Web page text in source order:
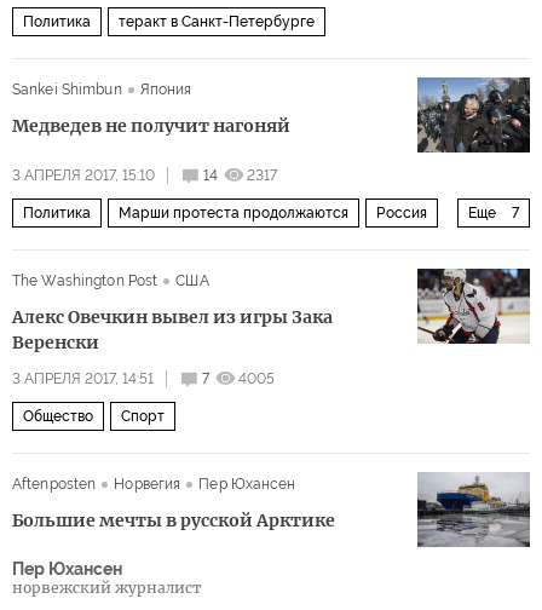
Политика теракт в Санкт-Петербурге
Sankei Shimbun Япония
Медведев не получит нагоняй
3 АПРЕЛЯ 2017, 15:10 14 2317
Еще 7
Политика Марши протеста продолжаются Россия
Валентина Матвиенко коррупция
протесты
The Washington Post США
Алекс Овечкин вывел из игры Зака
Веренски
3 АПРЕЛЯ 2017, 14:51 7 4005
Общество Спорт
Aftenposten Норвегия Пер Юхансен
Большие мечты в русской Арктике
Пер Юхансен
норвежский журналист